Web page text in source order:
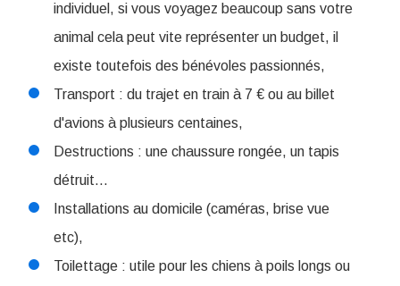
individuel, si vous voyagez beaucoup sans votre
animal cela peut vite représenter un budget, il
existe toutefois des bénévoles passionnés,
Transport : du trajet en train à 7 € ou au billet
d'avions à plusieurs centaines,
Destructions : une chaussure rongée, un tapis
détruit...
Installations au domicile (caméras, brise vue
etc),
Toilettage : utile pour les chiens à poils longs ou